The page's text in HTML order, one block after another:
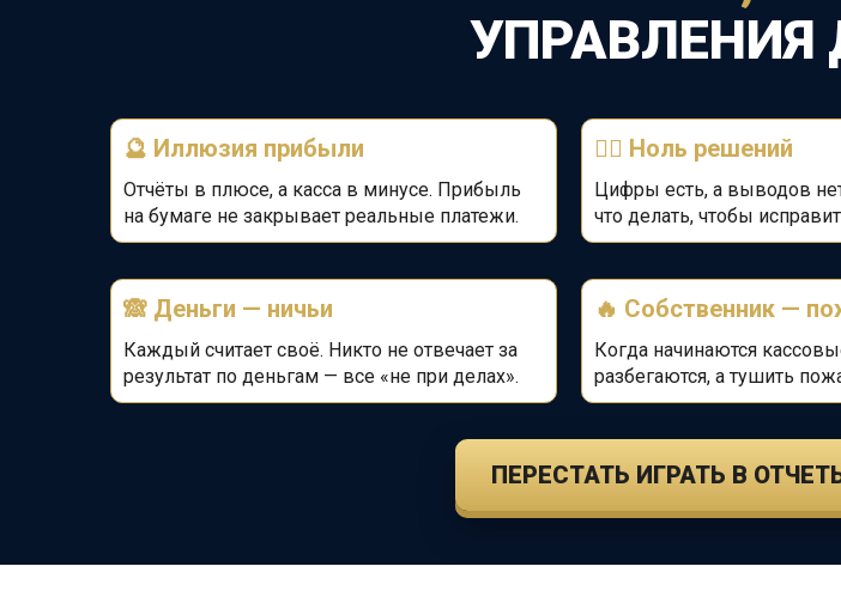
УПРАВЛЕНИЯ
🔮 Иллюзия прибыли
Отчёты в плюсе, а касса в минусе. Прибыль
на бумаге не закрывает реальные платежи.
🤷‍♂️ Ноль решений
Цифры есть, а выводов
что делать, чтобы
🙈 Деньги — ничьи
Каждый считает своё. Никто не отвечает за
результат по деньгам — все «не при делах».
🔥 Собственник —
Когда начинаются
разбегаются, а тушить
ПЕРЕСТАТЬ ИГРАТЬ В